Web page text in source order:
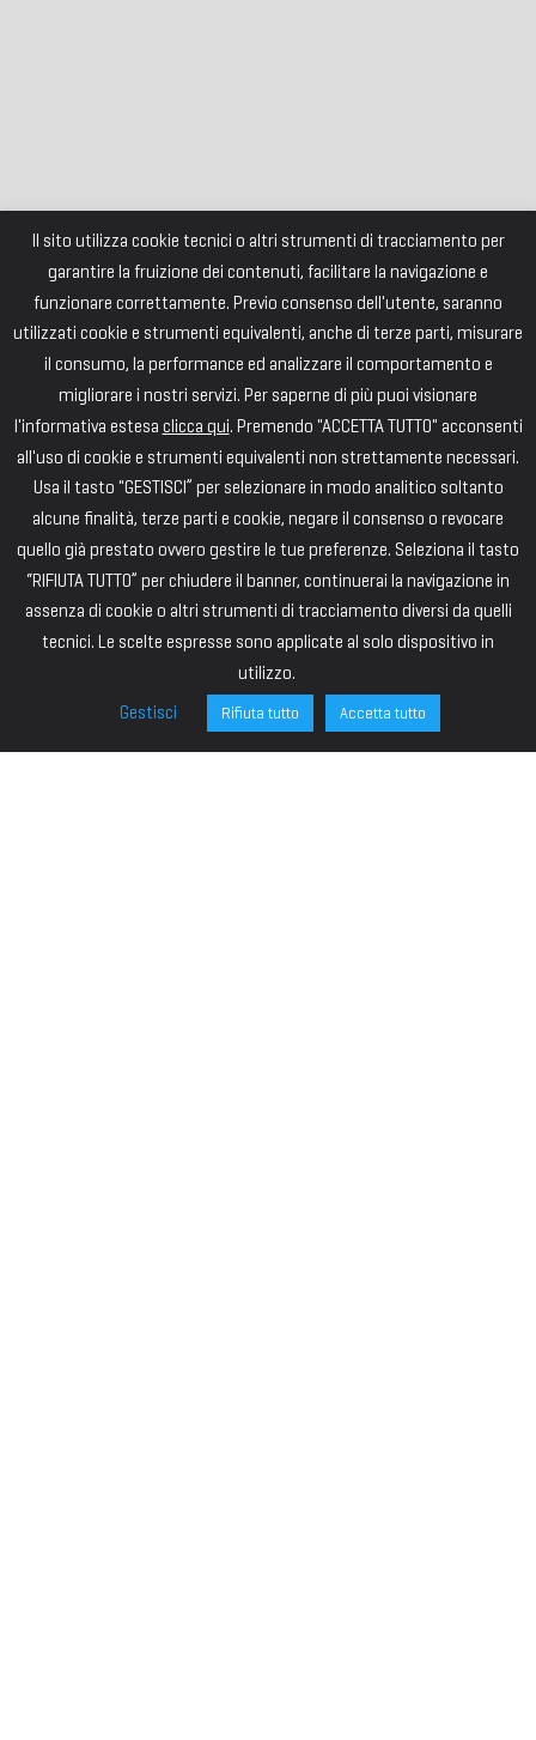
Il sito utilizza cookie tecnici o altri strumenti di tracciamento per
garantire la fruizione dei contenuti, facilitare la navigazione e
funzionare correttamente. Previo consenso dell'utente, saranno
utilizzati cookie e strumenti equivalenti, anche di terze parti, misurare
il consumo, la performance ed analizzare il comportamento e
migliorare i nostri servizi. Per saperne di più puoi visionare
l'informativa estesa clicca qui. Premendo "ACCETTA TUTTO" acconsenti
all'uso di cookie e strumenti equivalenti non strettamente necessari.
Usa il tasto "GESTISCI” per selezionare in modo analitico soltanto
alcune finalità, terze parti e cookie, negare il consenso o revocare
quello già prestato ovvero gestire le tue preferenze. Seleziona il tasto
“RIFIUTA TUTTO” per chiudere il banner, continuerai la navigazione in
assenza di cookie o altri strumenti di tracciamento diversi da quelli
tecnici. Le scelte espresse sono applicate al solo dispositivo in
utilizzo.
Gestisci
Rifiuta tutto Accetta tutto